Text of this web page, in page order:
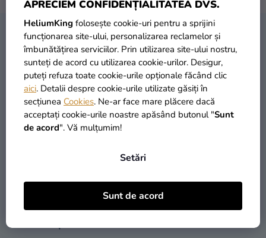
APRECIEM CONFIDENȚIALITATEA DVS.
HeliumKing folosește cookie-uri pentru a sprijini
funcționarea site-ului, personalizarea reclamelor și
îmbunătățirea serviciilor. Prin utilizarea site-ului nostru,
sunteți de acord cu utilizarea cookie-urilor. Desigur,
puteți refuza toate cookie-urile opționale făcând clic
aici. Detalii despre cookie-urile utilizate găsiți în
secțiunea Cookies. Ne-ar face mare plăcere dacă
acceptați cookie-urile noastre apăsând butonul "Sunt
de acord". Vă mulțumim!
Setări
Sunt de acord
Nunta
Petrecere
Măști
pentru
carnaval
Sortiment
pentru
petrecere
Coacerea
Cadouri
CONTACT
contact@